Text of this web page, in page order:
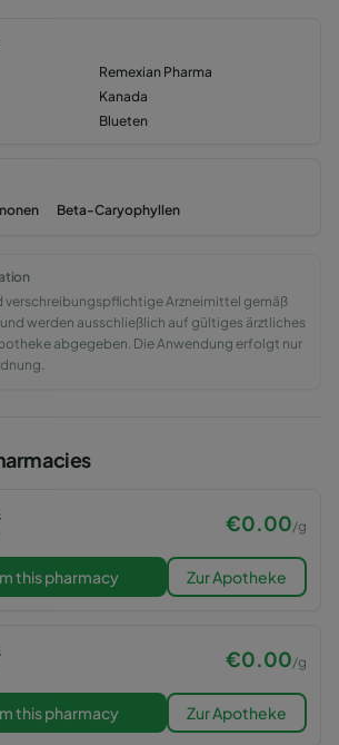
Remexian Pharma
Kanada
Blueten
Beta-Caryophyllen
verschreibungspflichtige Arzneimittel gemäß
werden ausschließlich auf gültiges ärztliches
abgegeben. Die Anwendung erfolgt nur
€0.00/g
this pharmacy Zur Apotheke
€0.00/g
this pharmacy Zur Apotheke